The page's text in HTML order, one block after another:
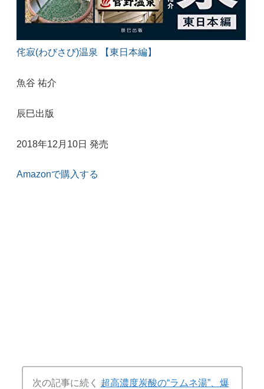
侘寂(わびさび)温泉 【東日本編】
魚谷 祐介
辰巳出版
2018年12月10日 発売
Amazonで購入する
次の記事に続く
超高濃度炭酸の“ラムネ湯”、爆